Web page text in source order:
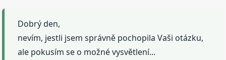
Dobrý den,
nevím, jestli jsem správně pochopila Vaši otázku,
ale pokusím se o možné vysvětlení...